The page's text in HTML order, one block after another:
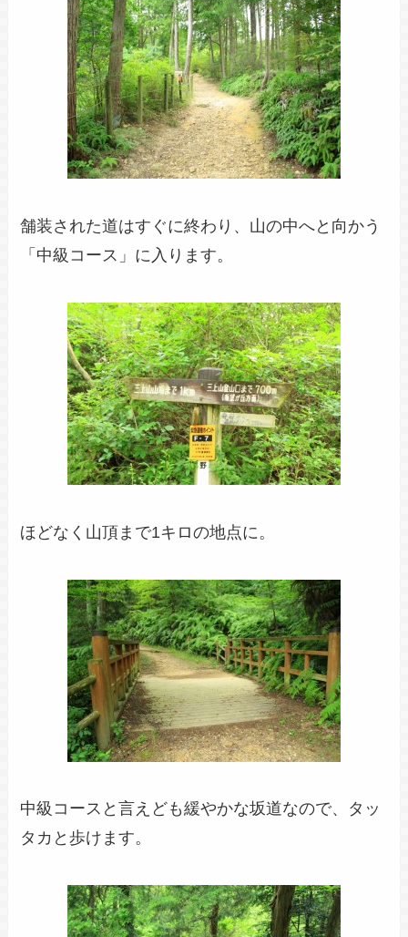
舗装された道はすぐに終わり、山の中へと向かう
「中級コース」に入ります。
ほどなく山頂まで1キロの地点に。
中級コースと言えども緩やかな坂道なので、タッ
タカと歩けます。